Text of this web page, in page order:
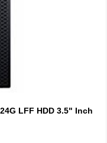
LFF HDD 3.5" Inch